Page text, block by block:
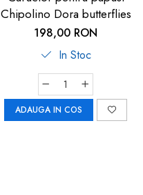
Chipolino Dora butterflies
198,00 RON
In Stoc
ADAUGA IN COS